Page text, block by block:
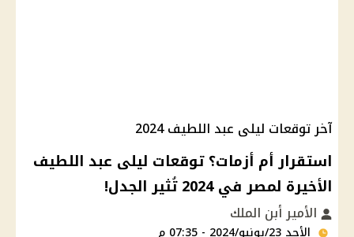
آخر توقعات ليلى عبد اللطيف 2024
استقرار أم أزمات؟ توقعات ليلى عبد اللطيف
الأخيرة لمصر في 2024 تُثير الجدل!
الأمير أبن الملك
الأحد 23/يونيو/2024 - 07:35 م